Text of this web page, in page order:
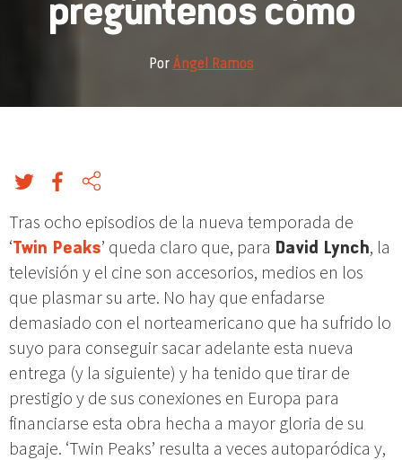
PorÁngel Ramos
Tras ocho episodios de la nueva temporada de
‘Twin Peaks’ queda claro que, para David Lynch, la
televisión y el cine son accesorios, medios en los
que plasmar su arte. No hay que enfadarse
demasiado con el norteamericano que ha sufrido lo
suyo para conseguir sacar adelante esta nueva
entrega (y la siguiente) y ha tenido que tirar de
prestigio y de sus conexiones en Europa para
financiarse esta obra hecha a mayor gloria de su
bagaje. ‘Twin Peaks’ resulta a veces autoparódica y,